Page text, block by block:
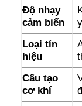
Độ nhạy
cảm biến
Loại tín
hiệu
Cấu tạo
cơ khí